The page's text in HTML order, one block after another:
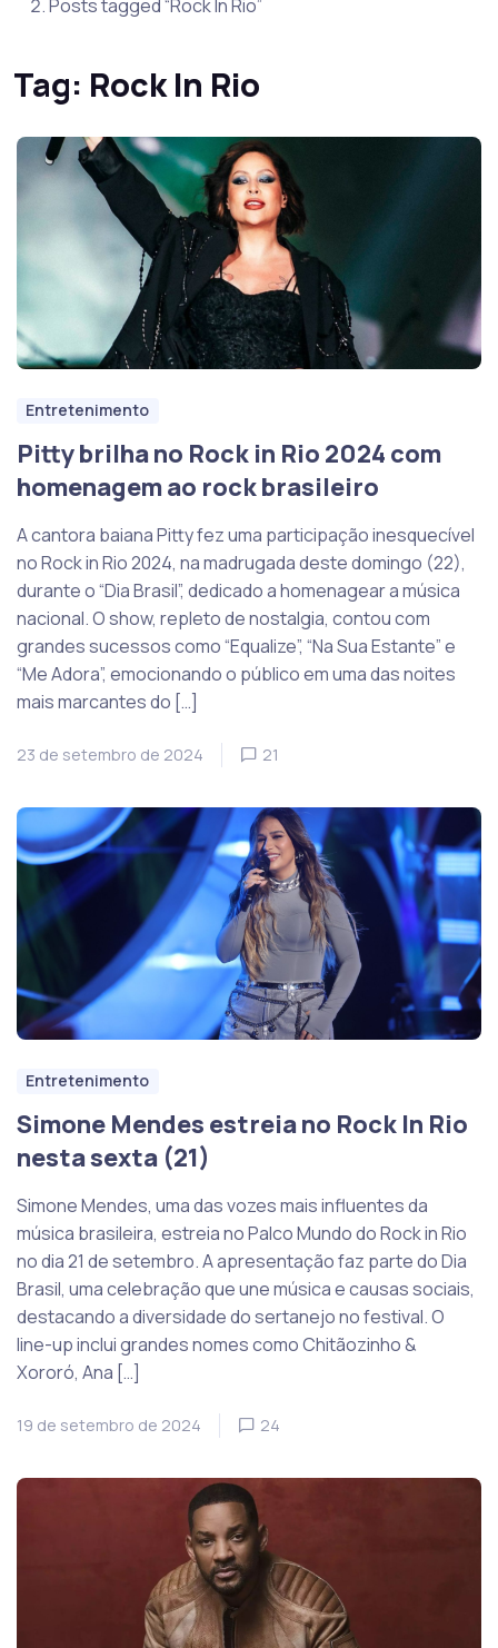
Posts tagged “Rock In Rio”
Tag: Rock In Rio
Entretenimento
Pitty brilha no Rock in Rio 2024 com
homenagem ao rock brasileiro
A cantora baiana Pitty fez uma participação inesquecível
no Rock in Rio 2024, na madrugada deste domingo (22),
durante o “Dia Brasil”, dedicado a homenagear a música
nacional. O show, repleto de nostalgia, contou com
grandes sucessos como “Equalize”, “Na Sua Estante” e
“Me Adora”, emocionando o público em uma das noites
mais marcantes do […]
23 de setembro de 2024 21
Entretenimento
Simone Mendes estreia no Rock In Rio
nesta sexta (21)
Simone Mendes, uma das vozes mais influentes da
música brasileira, estreia no Palco Mundo do Rock in Rio
no dia 21 de setembro. A apresentação faz parte do Dia
Brasil, uma celebração que une música e causas sociais,
destacando a diversidade do sertanejo no festival. O
line-up inclui grandes nomes como Chitãozinho &
Xororó, Ana […]
19 de setembro de 2024 24